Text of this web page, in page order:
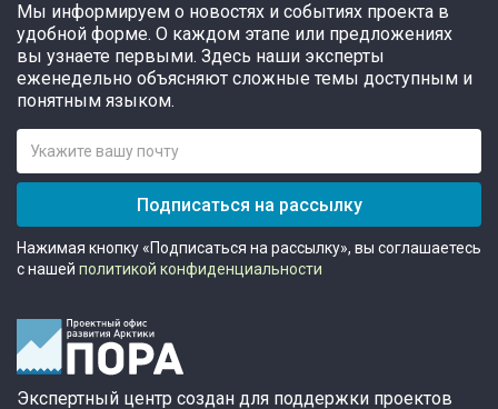
Мы информируем о новостях и событиях проекта в
удобной форме. О каждом этапе или предложениях
вы узнаете первыми. Здесь наши эксперты
еженедельно объясняют сложные темы доступным и
понятным языком.
Подписаться на рассылку
Нажимая кнопку «Подписаться на рассылку», вы соглашаетесь
с нашей политикой конфиденциальности
Экспертный центр создан для поддержки проектов